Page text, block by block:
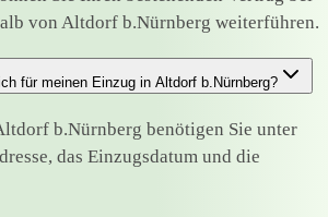
von Altdorf b.Nürnberg weiterführen.
für meinen Einzug in Altdorf b.Nürnberg?
b.Nürnberg benötigen Sie unter
das Einzugsdatum und die